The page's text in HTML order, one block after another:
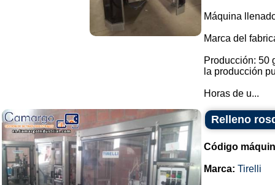
Máquina
Marca del
Producción: 50
la producción
Horas de u...
Relleno
Código
Marca: Tirelli